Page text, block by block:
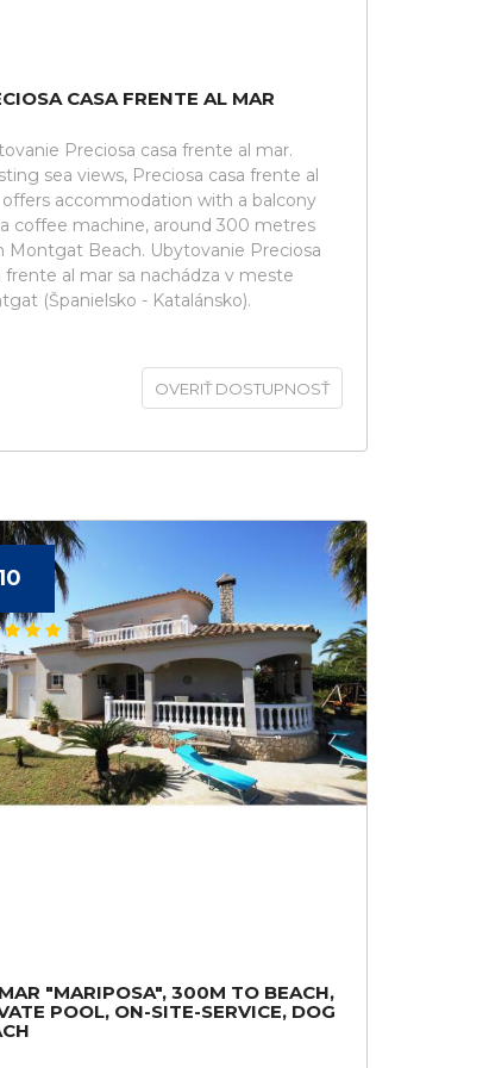
CASA FRENTE AL MAR
Preciosa casa frente al mar.
sea views, Preciosa casa frente al
accommodation with a balcony
coffee machine, around 300 metres
Montgat Beach. Ubytovanie Preciosa
frente al mar sa nachádza v meste
(Španielsko - Katalánsko).
OVERIŤ DOSTUPNOSŤ
"MARIPOSA", 300M TO BEACH,
POOL, ON-SITE-SERVICE, DOG